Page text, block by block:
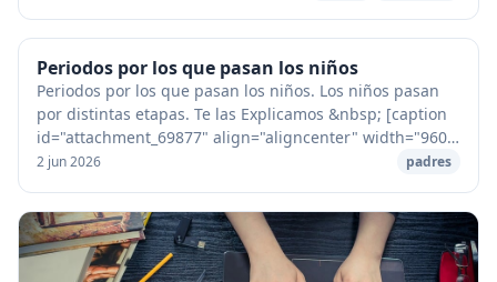
Periodos por los que pasan los niños
Periodos por los que pasan los niños. Los niños pasan
por distintas etapas. Te las Explicamos &nbsp; [caption
id="attachment_69877" align="aligncenter" width="960"]
Periodos por los que pasan los nino...
2 jun 2026 padres